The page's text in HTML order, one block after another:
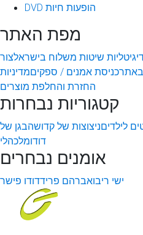
DVD הופעות חיות
מפת האתר
שיטות משלוח בישראלצור
באתרכניסת אמנים / ספקיםמדיניות
החזרת והחלפת מוצרים
קטגוריות נבחרות
לילדיםניצוצות של קדושהבגן של
דודומלכהלי
אומנים נבחרים
ישי ריבואברהם פרידדודו פישר